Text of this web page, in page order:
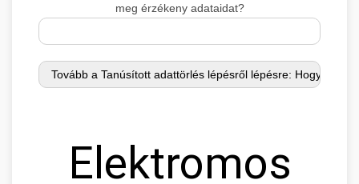
meg érzékeny adataidat?
Elektromos